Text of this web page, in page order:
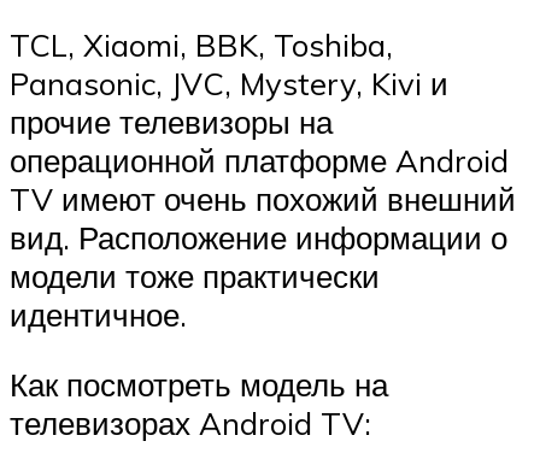
TCL, Xiaomi, BBK, Toshiba,
Panasonic, JVC, Mystery, Kivi и
прочие телевизоры на
операционной платформе Android
TV имеют очень похожий внешний
вид. Расположение информации о
модели тоже практически
идентичное.
Как посмотреть модель на
телевизорах Android TV: